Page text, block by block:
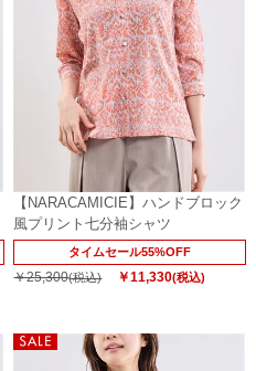
【NARACAMICIE】ハンドブロック
風プリント七分袖シャツ
タイムセール55%OFF
￥25,300(税込) ￥11,330(税込)